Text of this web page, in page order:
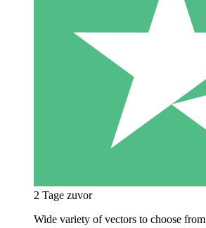
2 Tage zuvor
Wide variety of vectors to choose from